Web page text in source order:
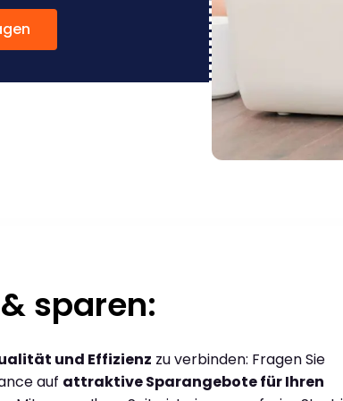
sparen:
und Effizienz zu verbinden: Fragen Sie
auf attraktive Sparangebote für Ihren